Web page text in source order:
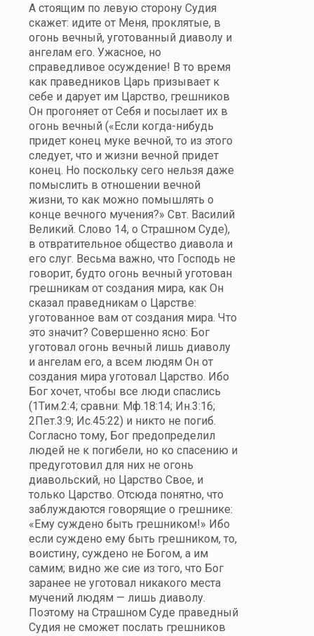
А стоящим по левую сторону Судия
скажет: идите от Меня, проклятые, в
огонь вечный, уготованный диаволу и
ангелам его. Ужасное, но
справедливое осуждение! В то время
как праведников Царь призывает к
себе и дарует им Царство, грешников
Он прогоняет от Себя и посылает их в
огонь вечный («Если когда-нибудь
придет конец муке вечной, то из этого
следует, что и жизни вечной придет
конец. Но поскольку сего нельзя даже
помыслить в отношении вечной
жизни, то как можно помышлять о
конце вечного мучения?» Свт. Василий
Великий. Слово 14, о Страшном Суде),
в отвратительное общество диавола и
его слуг. Весьма важно, что Господь не
говорит, будто огонь вечный уготован
грешникам от создания мира, как Он
сказал праведникам о Царстве:
уготованное вам от создания мира. Что
это значит? Совершенно ясно: Бог
уготовал огонь вечный лишь диаволу
и ангелам его, а всем людям Он от
создания мира уготовал Царство. Ибо
Бог хочет, чтобы все люди спаслись
(1Тим.2:4; сравни: Мф.18:14; Ин.3:16;
2Пет.3:9; Ис.45:22) и никто не погиб.
Согласно тому, Бог предопределил
людей не к погибели, но ко спасению и
предуготовил для них не огонь
диавольский, но Царство Свое, и
только Царство. Отсюда понятно, что
заблуждаются говорящие о грешнике:
«Ему суждено быть грешником!» Ибо
если суждено ему быть грешником, то,
воистину, суждено не Богом, а им
самим; видно же сие из того, что Бог
заранее не уготовал никакого места
мучений людям — лишь диаволу.
Поэтому на Страшном Суде праведный
Судия не сможет послать грешников